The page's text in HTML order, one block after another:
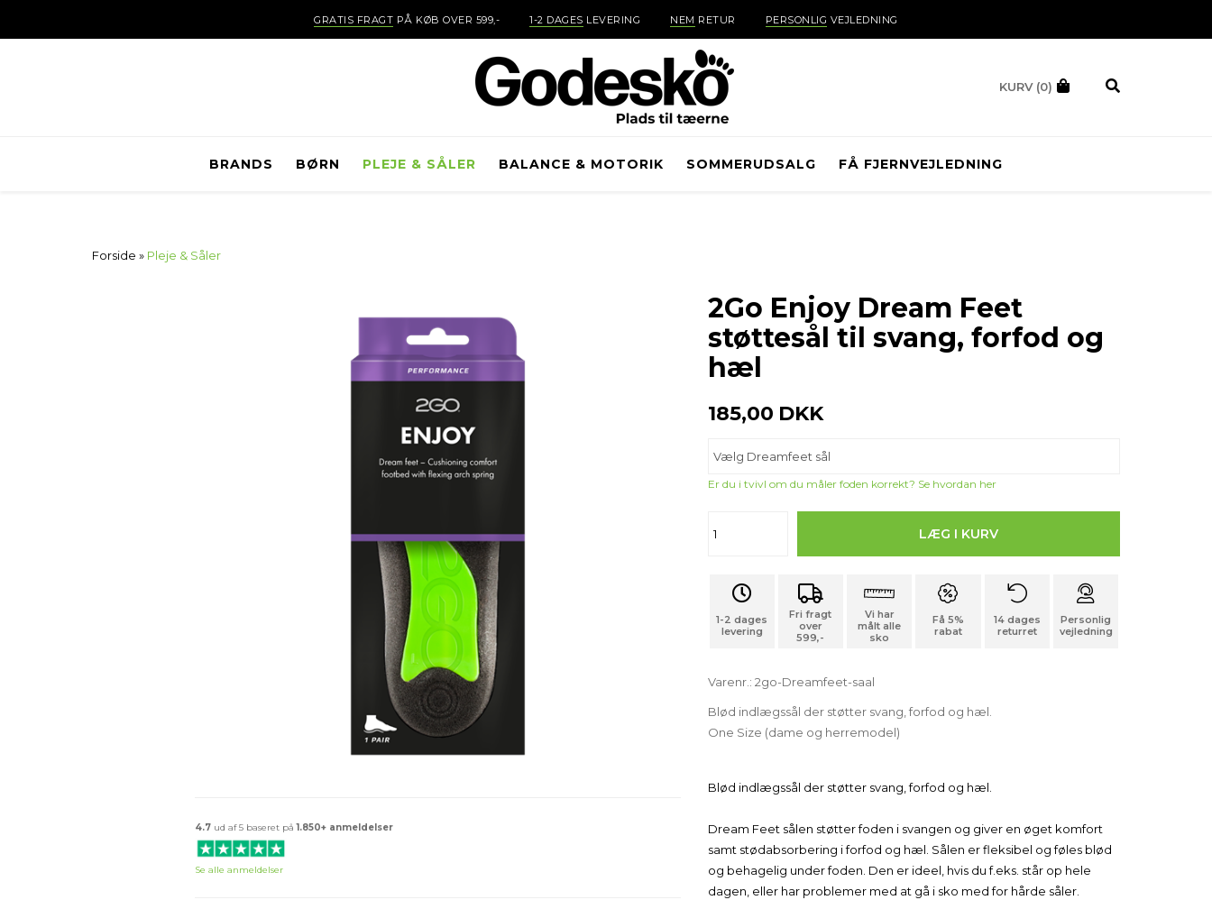
GRATIS FRAGT PÅ KØB OVER 599,- 1-2 DAGES LEVERING NEM RETUR PERSONLIG VEJLEDNING
KURV (0)
BRANDS BØRN PLEJE & SÅLER BALANCE & MOTORIK SOMMERUDSALG FÅ FJERNVEJLEDNING
Forside » Pleje & Såler
4.7ud af 5 baseret på1.850+ anmeldelser
Se alle anmeldelser
2Go Enjoy Dream Feet
støttesål til svang, forfod og
hæl
185,00 DKK
Er du i tvivl om du måler foden korrekt? Se hvordan her
1-2 dages
levering
Fri fragt
over
599,-
Vi har
målt alle
sko
Få 5%
rabat
14 dages
returret
Personlig
vejledning
Varenr.: 2go-Dreamfeet-saal
Blød indlægssål der støtter svang, forfod og hæl.
One Size (dame og herremodel)
Blød indlægssål der støtter svang, forfod og hæl.
Dream Feet sålen støtter foden i svangen og giver en øget komfort
samt stødabsorbering i forfod og hæl. Sålen er fleksibel og føles blød
og behagelig under foden. Den er ideel, hvis du f.eks. står op hele
dagen, eller har problemer med at gå i sko med for hårde såler.